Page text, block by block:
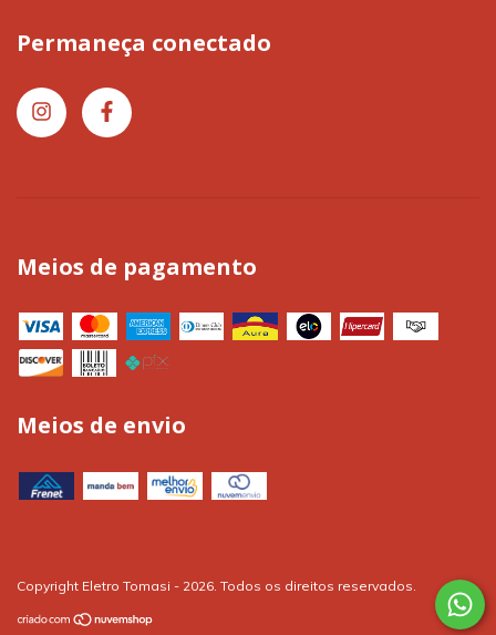
Permaneça conectado
Meios de pagamento
Meios de envio
Copyright Eletro Tomasi - 2026. Todos os direitos reservados.